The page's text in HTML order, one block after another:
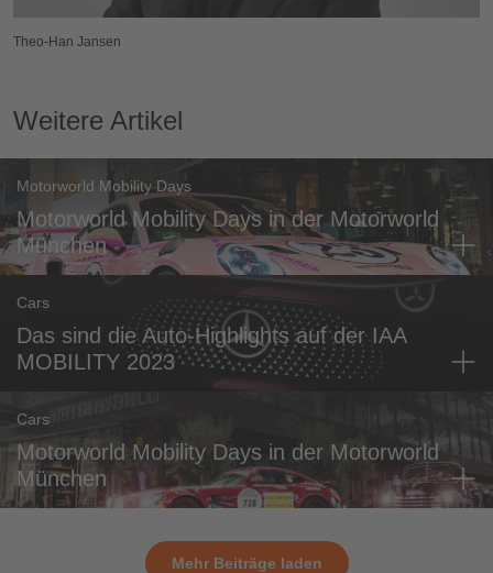
Theo-Han Jansen
Weitere Artikel
Motorworld Mobility Days
Motorworld Mobility Days in der Motorworld
München
Cars
Das sind die Auto-Highlights auf der IAA
MOBILITY 2023
Cars
Motorworld Mobility Days in der Motorworld
München
Mehr Beiträge laden